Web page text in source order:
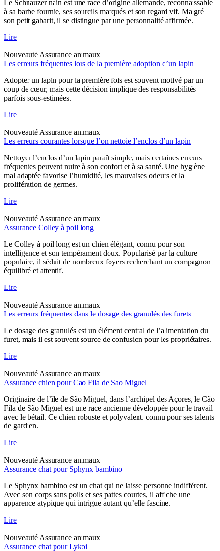
Le Schnauzer nain est une race d’origine allemande, reconnaissable
à sa barbe fournie, ses sourcils marqués et son regard vif. Malgré
son petit gabarit, il se distingue par une personnalité affirmée.
Lire
Nouveauté Assurance animaux
Les erreurs fréquentes lors de la première adoption d’un lapin
Adopter un lapin pour la première fois est souvent motivé par un
coup de cœur, mais cette décision implique des responsabilités
parfois sous-estimées.
Lire
Nouveauté Assurance animaux
Les erreurs courantes lorsque l’on nettoie l’enclos d’un lapin
Nettoyer l’enclos d’un lapin paraît simple, mais certaines erreurs
fréquentes peuvent nuire à son confort et à sa santé. Une hygiène
mal adaptée favorise l’humidité, les mauvaises odeurs et la
prolifération de germes.
Lire
Nouveauté Assurance animaux
Assurance Colley à poil long
Le Colley à poil long est un chien élégant, connu pour son
intelligence et son tempérament doux. Popularisé par la culture
populaire, il séduit de nombreux foyers recherchant un compagnon
équilibré et attentif.
Lire
Nouveauté Assurance animaux
Les erreurs fréquentes dans le dosage des granulés des furets
Le dosage des granulés est un élément central de l’alimentation du
furet, mais il est souvent source de confusion pour les propriétaires.
Lire
Nouveauté Assurance animaux
Assurance chien pour Cao Fila de Sao Miguel
Originaire de l’île de São Miguel, dans l’archipel des Açores, le Cão
Fila de São Miguel est une race ancienne développée pour le travail
avec le bétail. Ce chien robuste et polyvalent, connu pour ses talents
de gardien.
Lire
Nouveauté Assurance animaux
Assurance chat pour Sphynx bambino
Le Sphynx bambino est un chat qui ne laisse personne indifférent.
Avec son corps sans poils et ses pattes courtes, il affiche une
apparence atypique qui intrigue autant qu’elle fascine.
Lire
Nouveauté Assurance animaux
Assurance chat pour Lykoi